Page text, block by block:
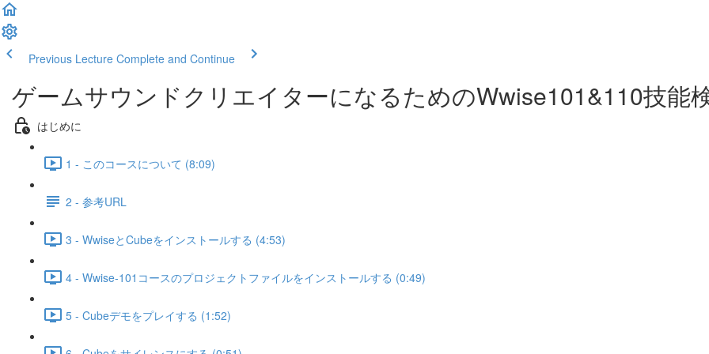
Previous Lecture Complete and Continue
ゲームサウンドクリエイターになるためのWwise101&110技能
はじめに
1 - このコースについて (8:09)
2 - 参考URL
3 - WwiseとCubeをインストールする (4:53)
4 - Wwise-101コースのプロジェクトファイルをインストールする (0:49)
5 - Cubeデモをプレイする (1:52)